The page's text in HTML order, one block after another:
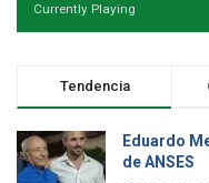
Currently Playing
Tendencia
Eduardo
de ANSES